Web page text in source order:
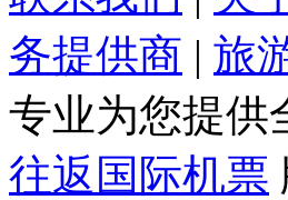
务提供商 | 旅
专业为您提供
往返国际机票